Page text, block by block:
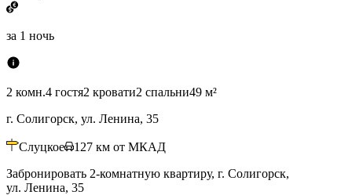
за 1 ночь
2 комн.4 гостя2 кровати2 спальни49 м²
г. Солигорск, ул. Ленина, 35
Слуцкое 127 км от МКАД
Забронировать 2-комнатную квартиру, г. Солигорск,
ул. Ленина, 35